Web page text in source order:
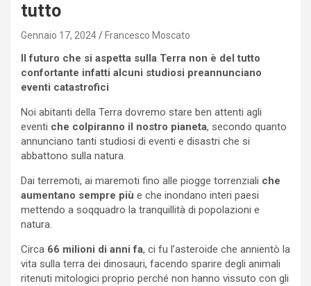
tutto
Gennaio 17, 2024 Francesco Moscato
Il futuro che si aspetta sulla Terra non è del tutto
confortante infatti alcuni studiosi preannunciano
eventi catastrofici
Noi abitanti della Terra dovremo stare ben attenti agli
eventi che colpiranno il nostro pianeta, secondo quanto
annunciano tanti studiosi di eventi e disastri che si
abbattono sulla natura.
Dai terremoti, ai maremoti fino alle piogge torrenziali che
aumentano sempre più e che inondano interi paesi
mettendo a soqquadro la tranquillità di popolazioni e
natura.
Circa 66 milioni di anni fa, ci fu l’asteroide che annientò la
vita sulla terra dei dinosauri, facendo sparire degli animali
ritenuti mitologici proprio perché non hanno vissuto con gli